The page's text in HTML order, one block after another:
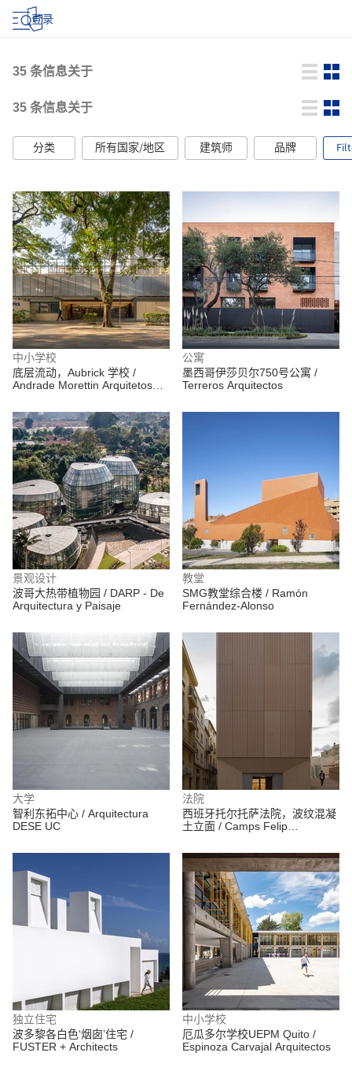
登录
35 条信息关于
35 条信息关于
分类 所有国家/地区 建筑师 品牌
中小学校
底层流动，Aubrick 学校 /
Andrade Morettin Arquitetos
公寓
墨西哥伊莎贝尔750号公寓 /
Terreros Arquitectos
景观设计
波哥大热带植物园 / DARP - De
Arquitectura y Paisaje
教堂
SMG教堂综合楼 / Ramón
Fernández-Alonso
大学
智利东拓中心 / Arquitectura
DESE UC
法院
西班牙托尔托萨法院，波纹混凝
土立面 / Camps Felip
独立住宅
波多黎各白色‘烟囱’住宅 /
FUSTER + Architects
中小学校
厄瓜多尔学校UEPM Quito /
Espinoza Carvajal Arquitectos